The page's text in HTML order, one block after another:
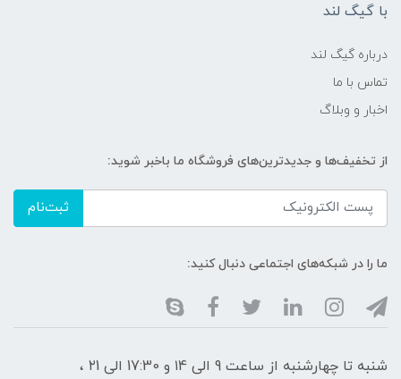
با گیگ لند
درباره گیگ لند
تماس با ما
اخبار و وبلاگ
از تخفیف‌ها و جدیدترین‌های فروشگاه ما باخبر شوید:
ثبت‌نام
ما را در شبکه‌های اجتماعی دنبال کنید:
شنبه تا چهارشنبه از ساعت 9 الی ۱4 و 17:30 الی ۲1 ،